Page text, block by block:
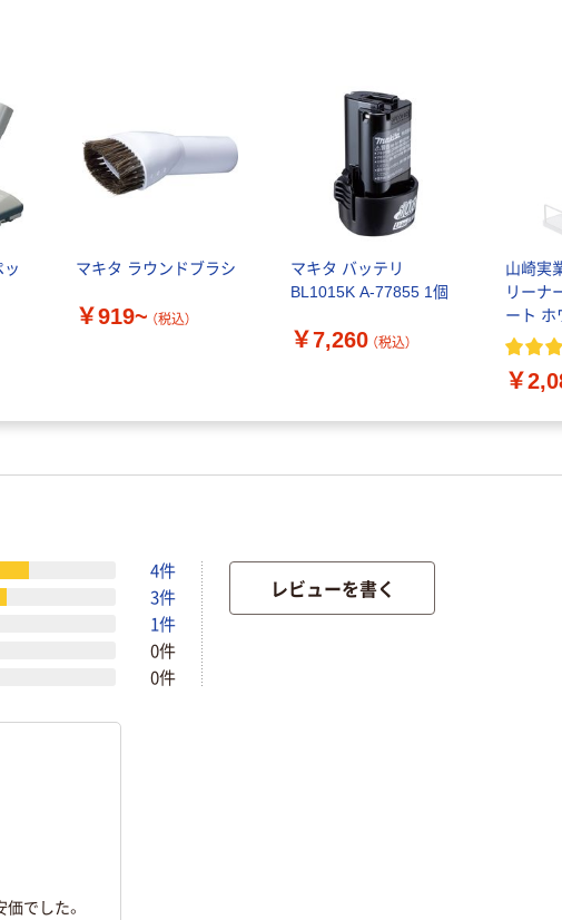
マキタ ラウンドブラシ
￥919~ （税込）
マキタ バッテリ
BL1015K A-77855 1個
￥7,260 （税込）
山崎実
リーナ
ート ホ
￥
4件
3件
1件
0件
0件
レビューを書く
でした。